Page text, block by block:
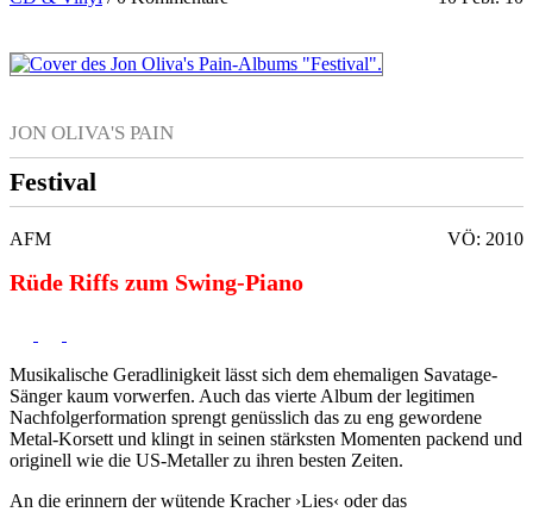
JON OLIVA'S PAIN
Festival
AFM VÖ: 2010
Rüde Riffs zum Swing-Piano
Musikalische Geradlinigkeit lässt sich dem ehemaligen Savatage-
Sänger kaum vorwerfen. Auch das vierte Album der legitimen
Nachfolgerformation sprengt genüsslich das zu eng gewordene
Metal-Korsett und klingt in seinen stärksten Momenten packend und
originell wie die US-Metaller zu ihren besten Zeiten.
An die erinnern der wütende Kracher ›Lies‹ oder das